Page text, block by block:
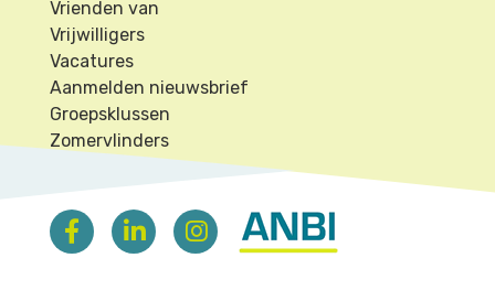
Vrienden van
Vrijwilligers
Vacatures
Aanmelden nieuwsbrief
Groepsklussen
Zomervlinders